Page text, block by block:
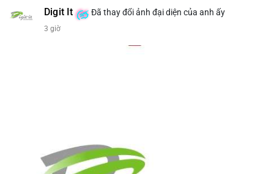
bán tiềm năng...) và tác động tâm lý thị trường.
Digit It Đã thay đổi ảnh đại diện của anh ấy
3 giờ